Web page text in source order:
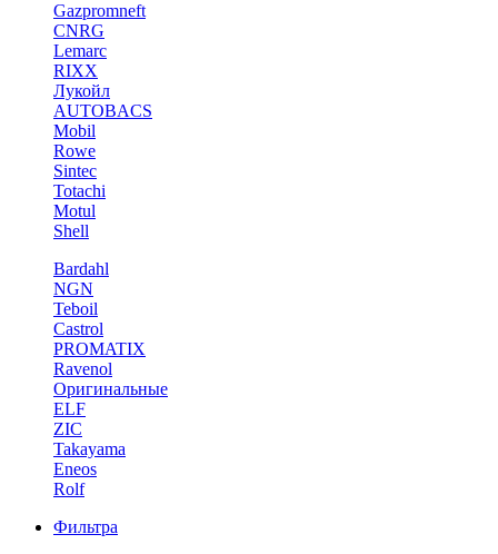
Gazpromneft
CNRG
Lemarc
RIXX
Лукойл
AUTOBACS
Mobil
Rowe
Sintec
Totachi
Motul
Shell
Bardahl
NGN
Teboil
Castrol
PROMATIX
Ravenol
Оригинальные
ELF
ZIC
Takayama
Eneos
Rolf
Фильтра